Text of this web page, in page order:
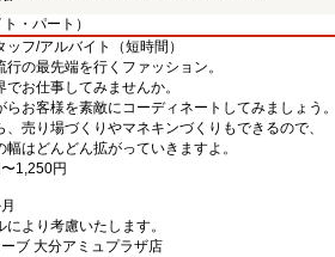
・パート）
ッフ/アルバイト（短時間）
行の最先端を行くファッション。
でお仕事してみませんか。
らお客様を素敵にコーディネートしてみましょう。
、売り場づくりやマネキンづくりもできるので、
幅はどんどん拡がっていきますよ。
1,250円
より考慮いたします。
ブ 大分アミュプラザ店